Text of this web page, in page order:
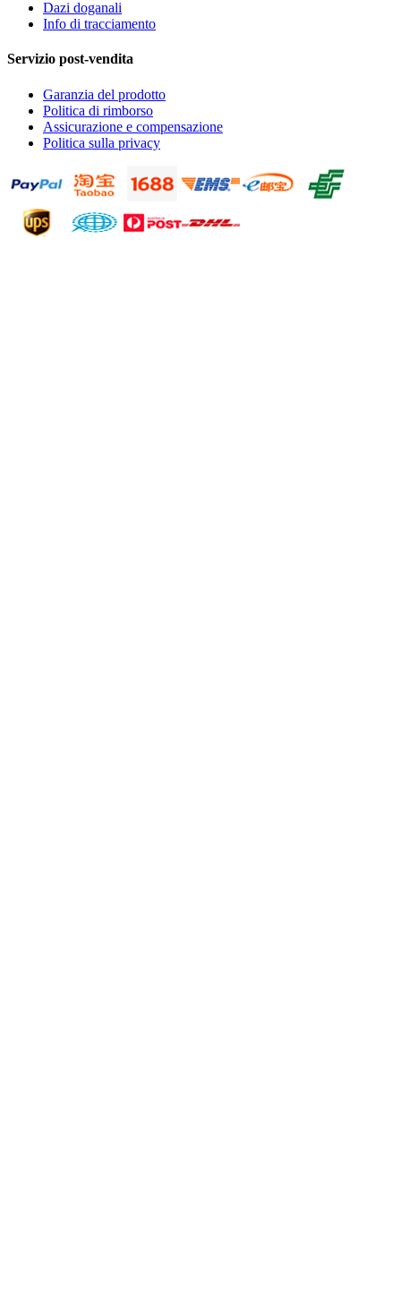
Dazi doganali
Info di tracciamento
Servizio post-vendita
Garanzia del prodotto
Politica di rimborso
Assicurazione e compensazione
Politica sulla privacy